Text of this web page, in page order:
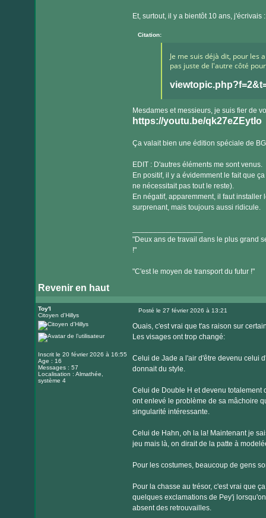
Et, surtout, il y a bientôt 10 ans, j'écrivais :
Citation:
Je me suis déjà dit, pour les
pas juste de l'autre côté
Mesdames et messieurs, je suis fier de
https://youtu.be/qk27eZEytIo
Ça valait bien une édition spéciale de
EDIT : D'autres éléments me sont venus.
En positif, il y a évidemment le fait que
ne nécessitait pas tout le reste).
En négatif, apparemment, il faut
surprenant, mais toujours aussi ridicule.
"Deux ans de travail dans le plus grand
!"
"C'est le moyen de transport du futur !"
Revenir en haut
Toy'l
Citoyen d'Hillys
Inscrit le 20 février 2026 à 16:55
Age : 16
Messages : 57
Localisation : Almathée,
système 4
Posté le 27 février 2026 à 13:21
Ouais, c'est vrai que t'as raison sur
Les visages ont trop changé:
Celui de Jade a l'air d'être devenu celui
donnait du style.
Celui de Double H et devenu totalement
ont enlevé le problème de sa mâchoire
singularité intéressante.
Celui de Hahn, oh la la! Maintenant je
jeu mais là, on dirait de la patte à
Pour les costumes, beaucoup de gens
Pour la chasse au trésor, c'est vrai que
quelques exclamations de Pey'j
absent des retrouvailles.